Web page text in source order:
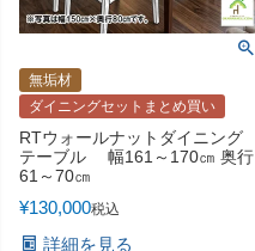
無垢材
ダイニングセットまとめ買い
RTウォールナットダイニング
テーブル 幅161～170㎝ 奥行
61～70㎝
¥130,000税込
詳細を見る